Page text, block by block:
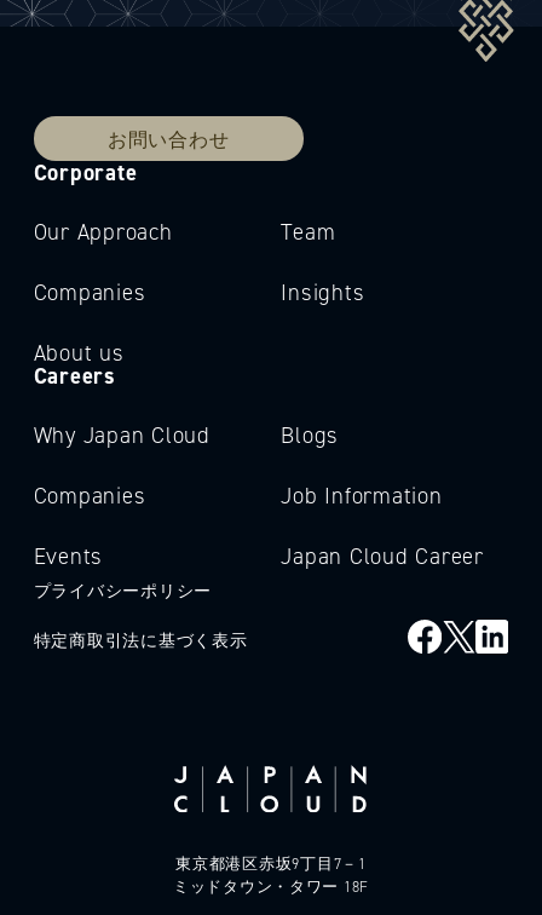
お問い合わせ
Corporate
Our Approach
Companies
About us
Team
Insights
Careers
Why Japan Cloud
Companies
Events
Blogs
Job Information
Japan Cloud Career
プライバシーポリシー
特定商取引法に基づく表示
東京都港区赤坂9丁目7－1
ミッドタウン・タワー 18F